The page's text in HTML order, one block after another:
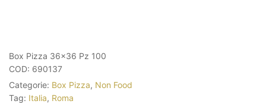
Box Pizza 36×36 Pz 100
COD: 690137
Categorie: Box Pizza, Non Food
Tag: Italia, Roma